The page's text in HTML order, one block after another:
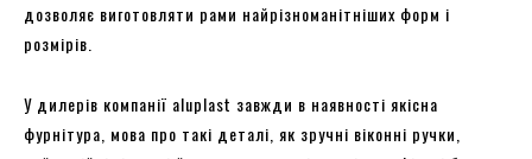
дозволяє виготовляти рами найрізноманітніших форм і
розмірів.
У дилерів компанії aluplast завжди в наявності якісна
фурнітура, мова про такі деталі, як зручні віконні ручки,